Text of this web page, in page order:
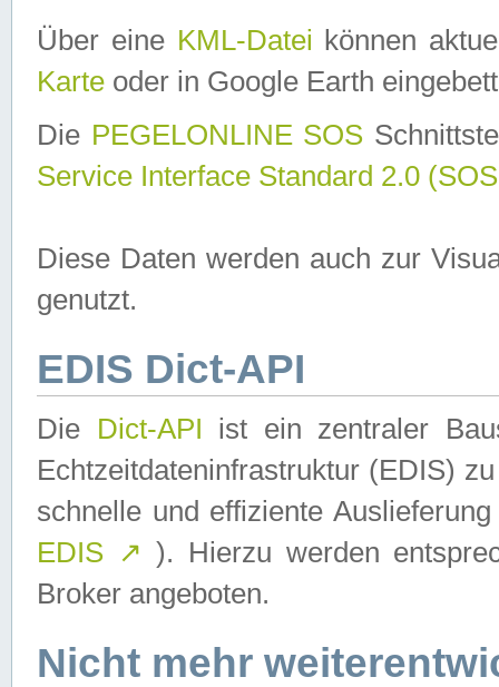
Über eine KML-Datei können
Karte oder in Google Earth
Die PEGELONLINE SOS
Service Interface Standard 2.0
Diese Daten werden auch zur
genutzt.
EDIS Dict-API
Die Dict-API ist ein zentraler
Echtzeitdateninfrastruktur (EDIS)
schnelle und effiziente
EDIS ↗ ). Hierzu werden
Broker angeboten.
Nicht mehr